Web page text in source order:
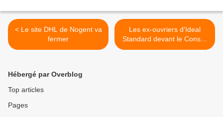
< Le site DHL de Nogent va
fermer
Les ex-ouvriers d'Ideal
Standard devant le Conseil
d'État >
Hébergé par Overblog
Top articles
Pages